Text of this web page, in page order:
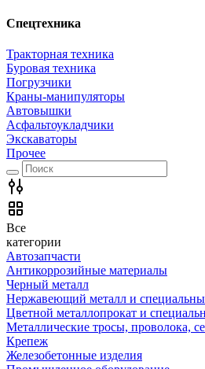
Спецтехника
Тракторная техника
Буровая техника
Погрузчики
Краны-манипуляторы
Автовышки
Асфальтоукладчики
Экскаваторы
Прочее
Все
категории
Автозапчасти
Антикоррозийные материалы
Черный металл
Нержавеющий металл и
Цветной металлопрокат и
Металлические тросы, проволока,
Крепеж
Железобетонные изделия